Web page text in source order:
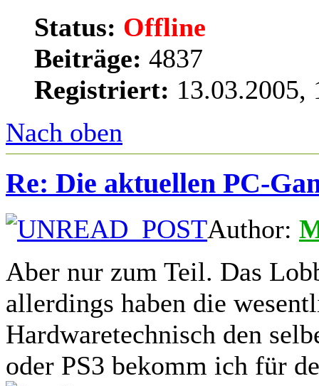
Status: Offline
Beiträge: 4837
Registriert: 13.03.2005,
Nach oben
Re: Die aktuellen PC-
Author:
Aber nur zum Teil. Das
allerdings haben die
Hardwaretechnisch den
oder PS3 bekomm ich für